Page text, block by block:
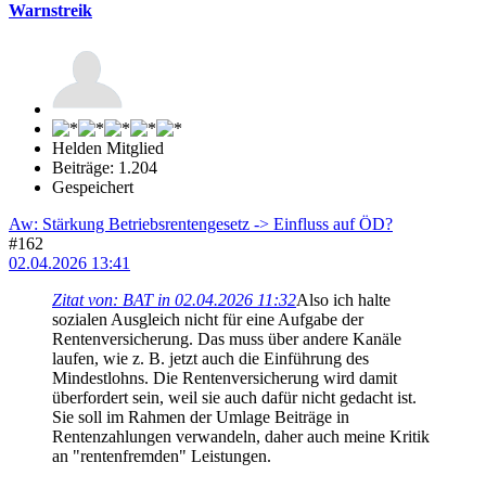
Warnstreik
Helden Mitglied
Beiträge: 1.204
Gespeichert
Aw: Stärkung Betriebsrentengesetz -> Einfluss auf ÖD?
#162
02.04.2026 13:41
Zitat von: BAT in 02.04.2026 11:32Also ich halte
sozialen Ausgleich nicht für eine Aufgabe der
Rentenversicherung. Das muss über andere Kanäle
laufen, wie z. B. jetzt auch die Einführung des
Mindestlohns. Die Rentenversicherung wird damit
überfordert sein, weil sie auch dafür nicht gedacht ist.
Sie soll im Rahmen der Umlage Beiträge in
Rentenzahlungen verwandeln, daher auch meine Kritik
an "rentenfremden" Leistungen.